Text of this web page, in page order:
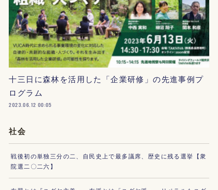
十三日に森林を活用した「企業研修」の先進事例プ
ログラム
2023.06.12 00:05
社会
戦後初の単独三分の二、自民史上で最多議席、歴史に残る選挙【衆
院選二〇二六】